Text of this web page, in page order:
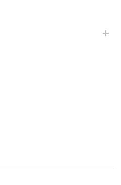
なお飾りを探していると人形
雛人形はそういったこともなく
。 台座の屏風部分にはゴールド
と思います。